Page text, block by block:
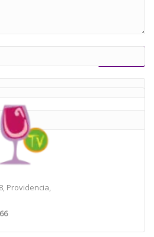
Providencia,